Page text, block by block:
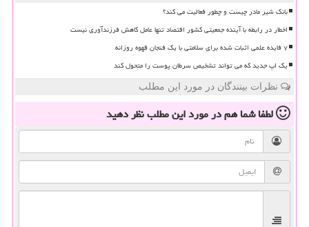
بانک شیر مادر چیست و چطور فعالیت می کند؟
اخطار در رابطه با آینده جمعیتی کشور اقتصاد تنها عامل کاهش فرزندآوری نیست
۷ فایده علمی اثبات شده برای سلامتی با یک فنجان قهوه روزانه
یک اپ جدید که می تواند تشخیص سرطان پوست را متحول کند
نظرات بینندگان در مورد این مطلب
لطفا شما همدر مورد این مطلبنظر دهید